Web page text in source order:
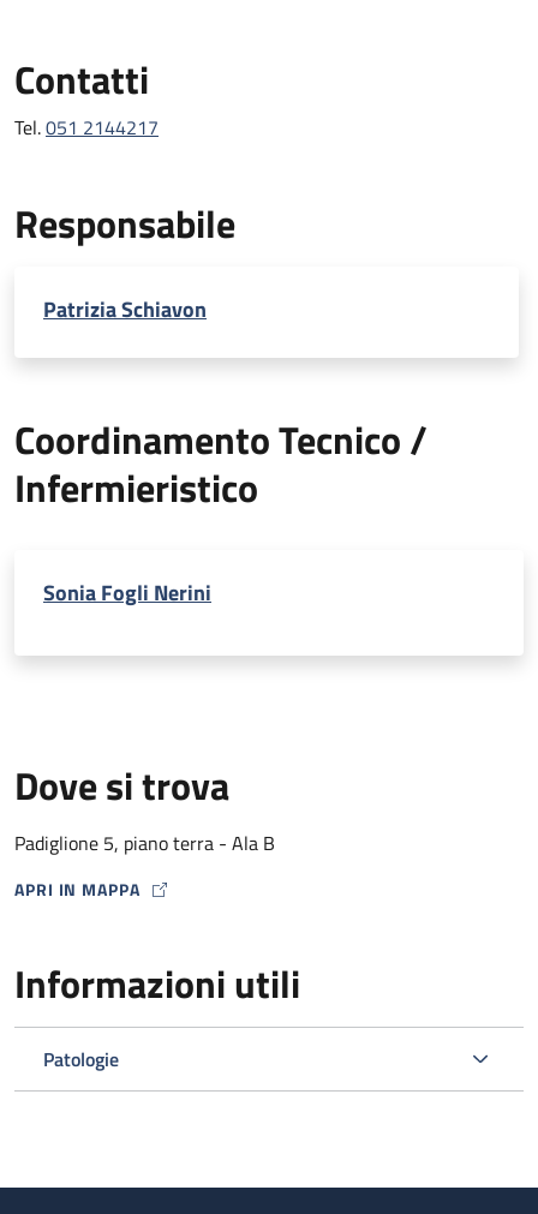
Contatti
Tel.051 2144217
Responsabile
Patrizia Schiavon
Coordinamento Tecnico /
Infermieristico
Sonia Fogli Nerini
Dove si trova
Padiglione 5, piano terra - Ala B
APRI IN MAPPA
MAP ICON
Informazioni utili
Patologie